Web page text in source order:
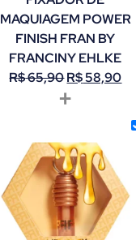
MAQUIAGEM POWER
FINISH FRAN BY
FRANCINY EHLKE
R$65,90R$58,90
+